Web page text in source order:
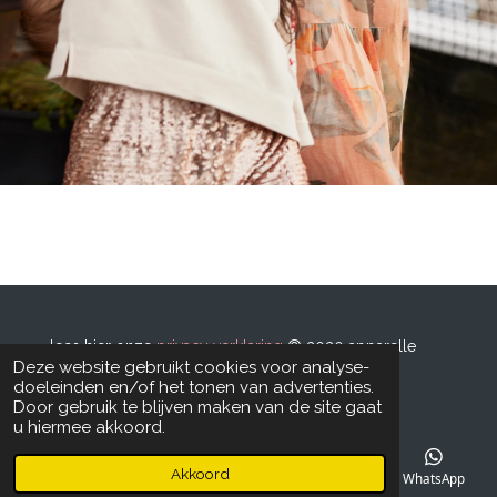
Deze website gebruikt cookies voor analyse-
doeleinden en/of het tonen van advertenties.
Door gebruik te blijven maken van de site gaat
u hiermee akkoord.
Akkoord
lees hier onzeprivacy verklaring© 2020 apparelle
powered bytell e story
Telefoonnummer WhatsApp